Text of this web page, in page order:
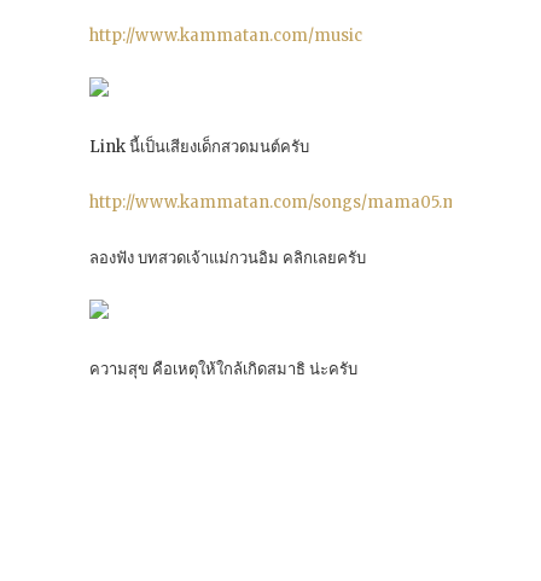
http://www.kammatan.com/music
Link นี้เป็นเสียงเด็กสวดมนต์ครับ
http://www.kammatan.com/songs/mama05.mp3
ลองฟัง บทสวดเจ้าแม่กวนอิม คลิกเลยครับ
ความสุข คือเหตุให้ใกล้เกิดสมาธิ น่ะครับ